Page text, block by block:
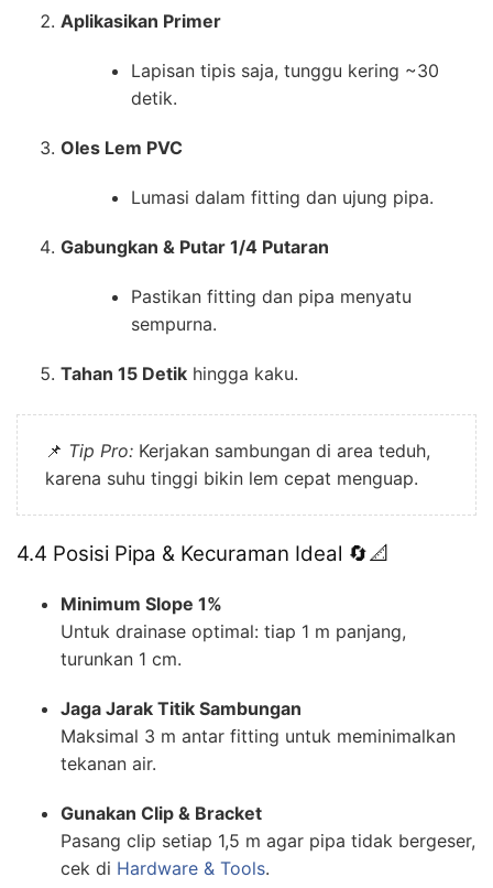
Aplikasikan Primer
Lapisan tipis saja, tunggu kering ~30
detik.
Oles Lem PVC
Lumasi dalam fitting dan ujung pipa.
Gabungkan & Putar 1/4 Putaran
Pastikan fitting dan pipa menyatu
sempurna.
Tahan 15 Detik hingga kaku.
📌 Tip Pro: Kerjakan sambungan di area teduh,
karena suhu tinggi bikin lem cepat menguap.
4.4 Posisi Pipa & Kecuraman Ideal 🔄📐
Minimum Slope 1%
Untuk drainase optimal: tiap 1 m panjang,
turunkan 1 cm.
Jaga Jarak Titik Sambungan
Maksimal 3 m antar fitting untuk meminimalkan
tekanan air.
Gunakan Clip & Bracket
Pasang clip setiap 1,5 m agar pipa tidak bergeser,
cek di Hardware & Tools.